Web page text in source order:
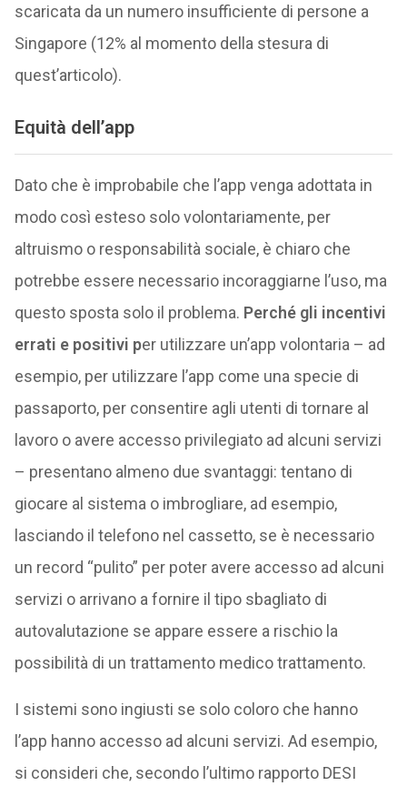
scaricata da un numero insufficiente di persone a
Singapore (12% al momento della stesura di
quest’articolo).
Equità dell’app
Dato che è improbabile che l’app venga adottata in
modo così esteso solo volontariamente, per
altruismo o responsabilità sociale, è chiaro che
potrebbe essere necessario incoraggiarne l’uso, ma
questo sposta solo il problema. Perché gli incentivi
errati e positivi per utilizzare un’app volontaria – ad
esempio, per utilizzare l’app come una specie di
passaporto, per consentire agli utenti di tornare al
lavoro o avere accesso privilegiato ad alcuni servizi
– presentano almeno due svantaggi: tentano di
giocare al sistema o imbrogliare, ad esempio,
lasciando il telefono nel cassetto, se è necessario
un record “pulito” per poter avere accesso ad alcuni
servizi o arrivano a fornire il tipo sbagliato di
autovalutazione se appare essere a rischio la
possibilità di un trattamento medico trattamento.
I sistemi sono ingiusti se solo coloro che hanno
l’app hanno accesso ad alcuni servizi. Ad esempio,
si consideri che, secondo l’ultimo rapporto DESI